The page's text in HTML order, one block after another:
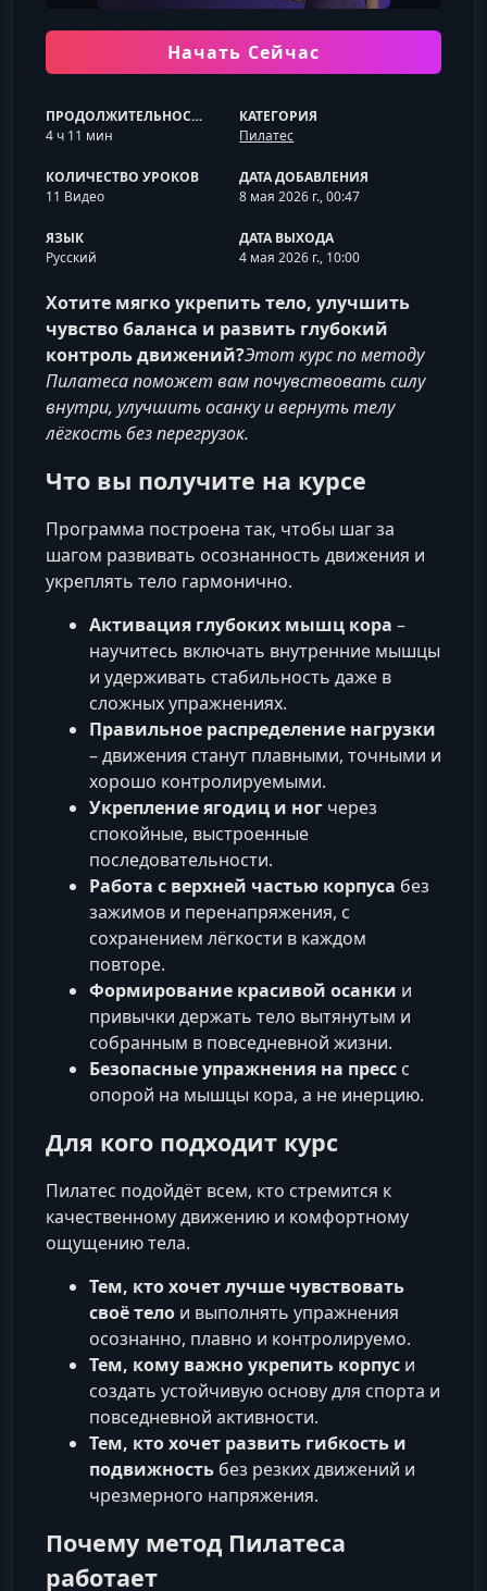
Начать Сейчас
ПРОДОЛЖИТЕЛЬНОСТЬ
4 ч 11 мин
КАТЕГОРИЯ
Пилатес
КОЛИЧЕСТВО УРОКОВ
11 Видео
ДАТА ДОБАВЛЕНИЯ
8 мая 2026 г., 00:47
ЯЗЫК
Русский
ДАТА ВЫХОДА
4 мая 2026 г., 10:00
Хотите мягко укрепить тело, улучшить
чувство баланса и развить глубокий
контроль движений?Этот курс по методу
Пилатеса поможет вам почувствовать силу
внутри, улучшить осанку и вернуть телу
лёгкость без перегрузок.
Что вы получите на курсе
Программа построена так, чтобы шаг за
шагом развивать осознанность движения и
укреплять тело гармонично.
Активация глубоких мышц кора –
научитесь включать внутренние мышцы
и удерживать стабильность даже в
сложных упражнениях.
Правильное распределение нагрузки
– движения станут плавными, точными и
хорошо контролируемыми.
Укрепление ягодиц и ног через
спокойные, выстроенные
последовательности.
Работа с верхней частью корпуса без
зажимов и перенапряжения, с
сохранением лёгкости в каждом
повторе.
Формирование красивой осанки и
привычки держать тело вытянутым и
собранным в повседневной жизни.
Безопасные упражнения на пресс с
опорой на мышцы кора, а не инерцию.
Для кого подходит курс
Пилатес подойдёт всем, кто стремится к
качественному движению и комфортному
ощущению тела.
Тем, кто хочет лучше чувствовать
своё тело и выполнять упражнения
осознанно, плавно и контролируемо.
Тем, кому важно укрепить корпус и
создать устойчивую основу для спорта и
повседневной активности.
Тем, кто хочет развить гибкость и
подвижность без резких движений и
чрезмерного напряжения.
Почему метод Пилатеса
работает